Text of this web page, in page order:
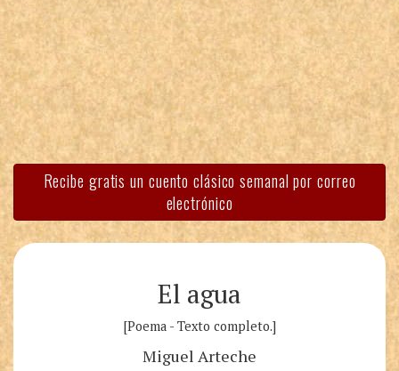
Recibe gratis un cuento clásico semanal por correo
electrónico
El agua
[Poema - Texto completo.]
Miguel Arteche